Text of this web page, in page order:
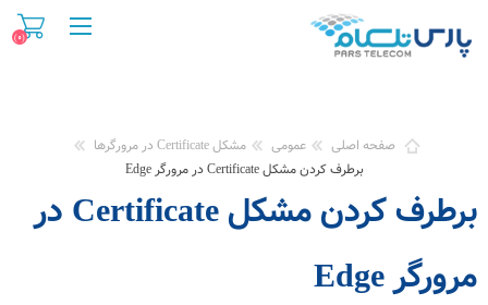
(۰)
صفحه اصلی عمومی
مشکل Certificate در مرورگرها
برطرف کردن مشکل Certificate در مرورگر Edge
برطرف کردن مشکل Certificate در
مرورگر Edge